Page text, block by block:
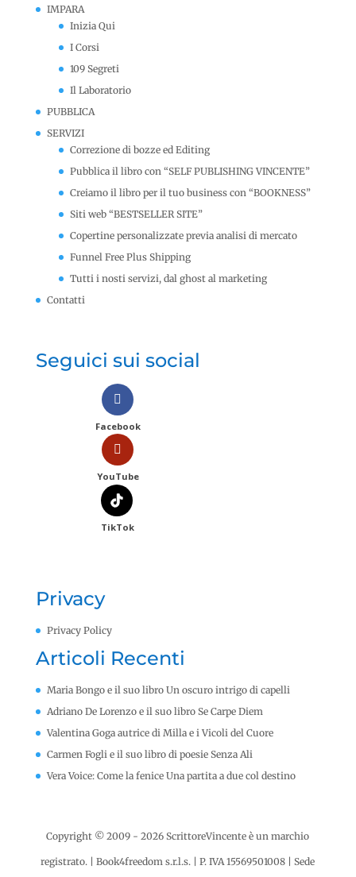
IMPARA
Inizia Qui
I Corsi
109 Segreti
Il Laboratorio
PUBBLICA
SERVIZI
Correzione di bozze ed Editing
Pubblica il libro con “SELF PUBLISHING VINCENTE”
Creiamo il libro per il tuo business con “BOOKNESS”
Siti web “BESTSELLER SITE”
Copertine personalizzate previa analisi di mercato
Funnel Free Plus Shipping
Tutti i nosti servizi, dal ghost al marketing
Contatti
Seguici sui social
Facebook
YouTube
TikTok
Privacy
Privacy Policy
Articoli Recenti
Maria Bongo e il suo libro Un oscuro intrigo di capelli
Adriano De Lorenzo e il suo libro Se Carpe Diem
Valentina Goga autrice di Milla e i Vicoli del Cuore
Carmen Fogli e il suo libro di poesie Senza Ali
Vera Voice: Come la fenice Una partita a due col destino
Copyright © 2009 - 2026 ScrittoreVincente è un marchio
registrato. | Book4freedom s.r.l.s. | P. IVA ​15569501008 Sede